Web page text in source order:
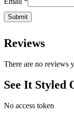
Reviews
There are no reviews
See It Styled
No access token